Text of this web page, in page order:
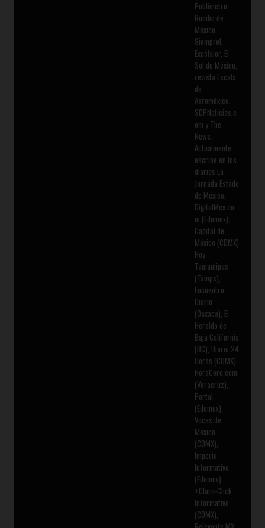
Publimetro,
Rumbo de
México,
Siempre!,
Excélsior, El
Sol de México,
revista Escala
de
Aeroméxico,
SDPNoticias.c
om y The
News.
Actualmente
escribe en los
diarios La
Jornada Estado
de México,
DigitalMex.co
m (Edomex),
Capital de
México (CDMX)
Hoy
Tamaulipas
(Tamps),
Encuentro
Diario
(Oaxaca), El
Heraldo de
Baja California
(BC), Diario 24
Horas (CDMX),
HoraCero.com
(Veracruz),
Portal
(Edomex),
Voces de
México
(CDMX),
Imperio
Informativo
(Edomex),
+Claro-Click
Informativo
(CDMX),